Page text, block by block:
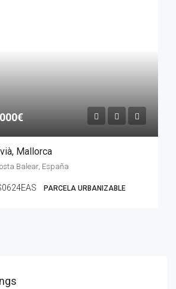
Mallorca
Balear, España
PARCELA URBANIZABLE